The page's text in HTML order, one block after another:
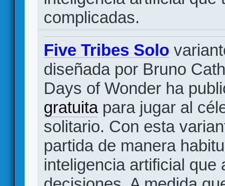
complicadas.
Five Tribes Solo
diseñada por Bruno
Days of Wonder ha
gratuitapara jugar al
solitario. Con esta
partida de manera
inteligencia artificial